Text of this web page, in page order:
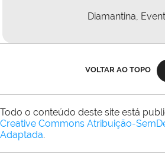
Diamantina
VOLTAR AO TOPO
Todo o conteúdo deste site está
Creative Commons Atribuição-
Adaptada.